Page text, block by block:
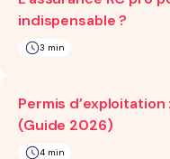
indispensable ?
3 min
Permis
(Guide 2026)
4 min